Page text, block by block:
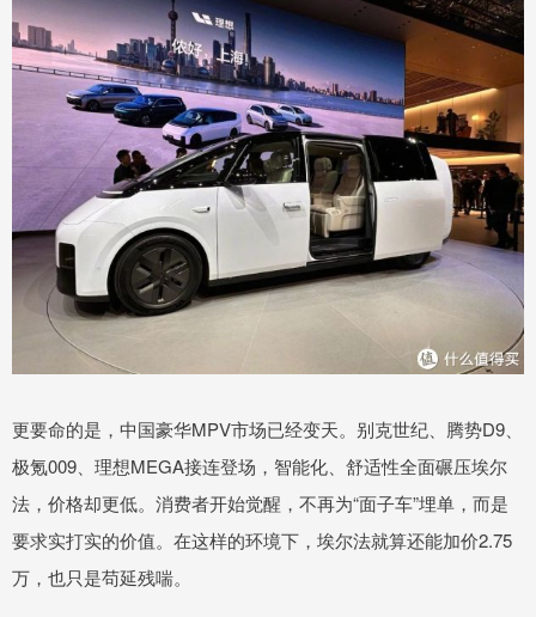
更要命的是，中国豪华MPV市场已经变天。别克世纪、腾势D9、
极氪009、理想MEGA接连登场，智能化、舒适性全面碾压埃尔
法，价格却更低。消费者开始觉醒，不再为“面子车”埋单，而是
要求实打实的价值。在这样的环境下，埃尔法就算还能加价2.75
万，也只是苟延残喘。